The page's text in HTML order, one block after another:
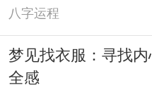
八字运程
梦见找衣服：寻找内
全感